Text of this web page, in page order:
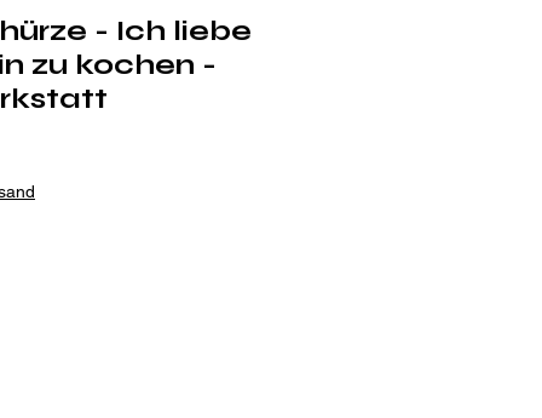
- Ich liebe
zu kochen -